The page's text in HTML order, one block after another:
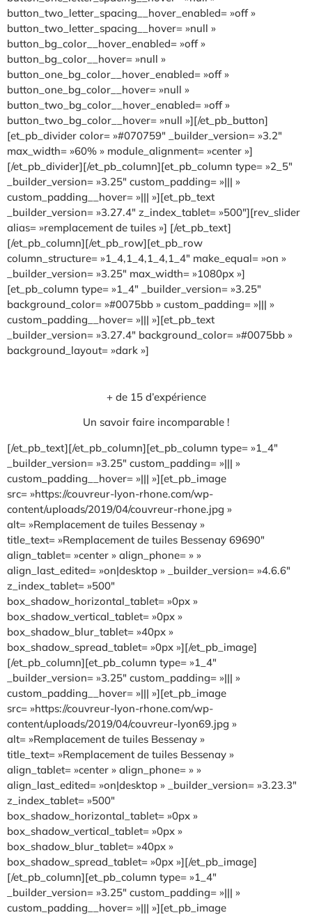
button_two_letter_spacing__hover_enabled= »off »
button_two_letter_spacing__hover= »null »
button_bg_color__hover_enabled= »off »
button_bg_color__hover= »null »
button_one_bg_color__hover_enabled= »off »
button_one_bg_color__hover= »null »
button_two_bg_color__hover_enabled= »off »
button_two_bg_color__hover= »null »][/et_pb_button]
[et_pb_divider color= »#070759″ _builder_version= »3.2″
max_width= »60% » module_alignment= »center »]
[/et_pb_divider][/et_pb_column][et_pb_column type= »2_5″
_builder_version= »3.25″ custom_padding= »||| »
custom_padding__hover= »||| »][et_pb_text
_builder_version= »3.27.4″ z_index_tablet= »500″][rev_slider
alias= »remplacement de tuiles »] [/et_pb_text]
[/et_pb_column][/et_pb_row][et_pb_row
column_structure= »1_4,1_4,1_4,1_4″ make_equal= »on »
_builder_version= »3.25″ max_width= »1080px »]
[et_pb_column type= »1_4″ _builder_version= »3.25″
background_color= »#0075bb » custom_padding= »||| »
custom_padding__hover= »||| »][et_pb_text
_builder_version= »3.27.4″ background_color= »#0075bb »
background_layout= »dark »]
+ de 15 d’expérience
Un savoir faire incomparable !
[/et_pb_text][/et_pb_column][et_pb_column type= »1_4″
_builder_version= »3.25″ custom_padding= »||| »
custom_padding__hover= »||| »][et_pb_image
src= »https://couvreur-lyon-rhone.com/wp-
content/uploads/2019/04/couvreur-rhone.jpg »
alt= »Remplacement de tuiles Bessenay »
title_text= »Remplacement de tuiles Bessenay 69690″
align_tablet= »center » align_phone= » »
align_last_edited= »on|desktop » _builder_version= »4.6.6″
z_index_tablet= »500″
box_shadow_horizontal_tablet= »0px »
box_shadow_vertical_tablet= »0px »
box_shadow_blur_tablet= »40px »
box_shadow_spread_tablet= »0px »][/et_pb_image]
[/et_pb_column][et_pb_column type= »1_4″
_builder_version= »3.25″ custom_padding= »||| »
custom_padding__hover= »||| »][et_pb_image
src= »https://couvreur-lyon-rhone.com/wp-
content/uploads/2019/04/couvreur-lyon69.jpg »
alt= »Remplacement de tuiles Bessenay »
title_text= »Remplacement de tuiles Bessenay »
align_tablet= »center » align_phone= » »
align_last_edited= »on|desktop » _builder_version= »3.23.3″
z_index_tablet= »500″
box_shadow_horizontal_tablet= »0px »
box_shadow_vertical_tablet= »0px »
box_shadow_blur_tablet= »40px »
box_shadow_spread_tablet= »0px »][/et_pb_image]
[/et_pb_column][et_pb_column type= »1_4″
_builder_version= »3.25″ custom_padding= »||| »
custom_padding__hover= »||| »][et_pb_image